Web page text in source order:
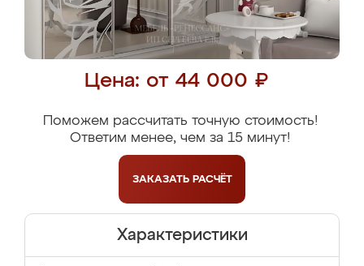
Цена: от 44 000 ₽
Поможем рассчитать точную стоимость!
Ответим менее, чем за 15 минут!
ЗАКАЗАТЬ РАСЧЁТ
Характеристики